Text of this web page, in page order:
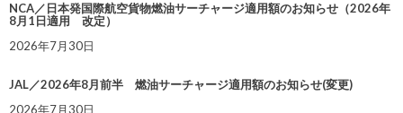
NCA／日本発国際航空貨物燃油サーチャージ適用額のお知らせ（2026年
8月1日適用 改定）
2026年7月30日
JAL／2026年8月前半 燃油サーチャージ適用額のお知らせ(変更)
2026年7月30日